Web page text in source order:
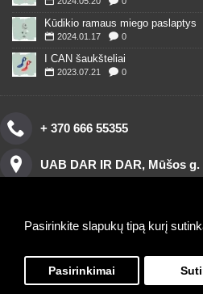
Pasirinkite slapukų tipą kurį
Pasirinkimai
Kūdikio ramaus miego paslaptys
2024.01.17 0
I CAN šaukšteliai
2023.07.21 0
+ 370 666 55355
UAB DAR IR DAR, Mūšos g.
Copyright © 2016, www.darirdar.lt